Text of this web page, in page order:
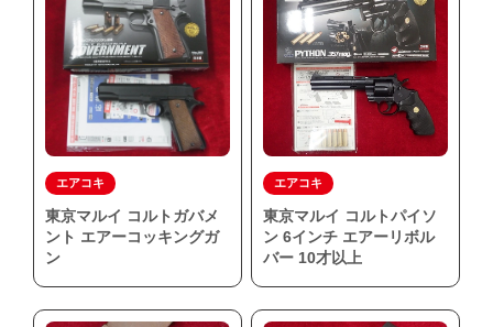
エアコキ
東京マルイ コルトガバメ
ント エアーコッキングガ
ン
エアコキ
東京マルイ コルトパイソ
ン 6インチ エアーリボル
バー 10才以上